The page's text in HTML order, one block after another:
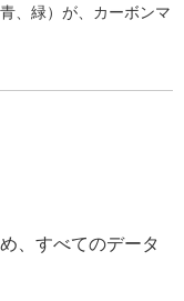
、緑）が、カーボンマ
、すべてのデータ